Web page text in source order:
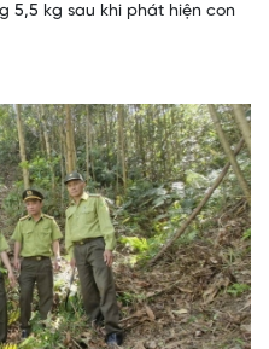
5,5 kg sau khi phát hiện con